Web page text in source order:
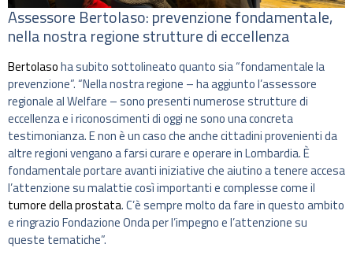
Assessore Bertolaso: prevenzione fondamentale,
nella nostra regione strutture di eccellenza
Bertolasoha subito sottolineato quanto sia “fondamentale la
prevenzione”. “Nella nostra regione – ha aggiunto l’assessore
regionale al Welfare – sono presenti numerose strutture di
eccellenza e i riconoscimenti di oggi ne sono una concreta
testimonianza. E non è un caso che anche cittadini provenienti da
altre regioni vengano a farsi curare e operare in Lombardia. È
fondamentale portare avanti iniziative che aiutino a tenere accesa
l’attenzione su malattie così importanti e complesse come il
tumore della prostata. C’è sempre molto da fare in questo ambito
e ringrazio Fondazione Onda per l’impegno e l’attenzione su
queste tematiche”.